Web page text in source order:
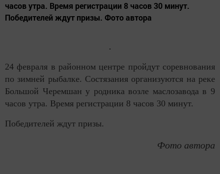
часов утра. Время регистрации 8 часов 30 минут.
Победителей ждут призы. Фото автора
24 февраля в районном центре пройдут соревнования
по зимней рыбалке. Состязания организуются на реке
Большой Черемшан у родника возле маслозавода в 9
часов утра. Время регистрации 8 часов 30 минут.
Победителей ждут призы.
Фото автора